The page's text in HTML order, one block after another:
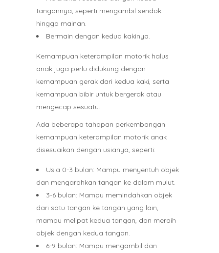
tangannya, seperti mengambil sendok
hingga mainan.
Bermain dengan kedua kakinya.
Kemampuan keterampilan motorik halus
anak juga perlu didukung dengan
kemampuan gerak dari kedua kaki, serta
kemampuan bibir untuk bergerak atau
mengecap sesuatu.
Ada beberapa tahapan perkembangan
kemampuan keterampilan motorik anak
disesuaikan dengan usianya, seperti:
Usia 0-3 bulan: Mampu menyentuh objek
dan mengarahkan tangan ke dalam mulut.
3-6 bulan: Mampu memindahkan objek
dari satu tangan ke tangan yang lain,
mampu melipat kedua tangan, dan meraih
objek dengan kedua tangan.
6-9 bulan: Mampu mengambil dan